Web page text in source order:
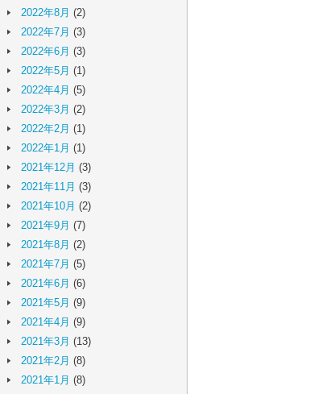
2022年8月 (2)
2022年7月 (3)
2022年6月 (3)
2022年5月 (1)
2022年4月 (5)
2022年3月 (2)
2022年2月 (1)
2022年1月 (1)
2021年12月 (3)
2021年11月 (3)
2021年10月 (2)
2021年9月 (7)
2021年8月 (2)
2021年7月 (5)
2021年6月 (6)
2021年5月 (9)
2021年4月 (9)
2021年3月 (13)
2021年2月 (8)
2021年1月 (8)